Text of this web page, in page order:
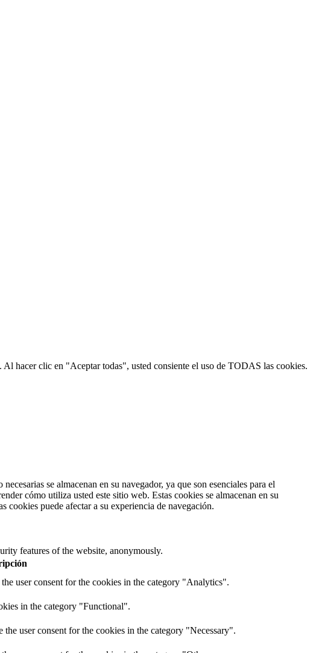
hacer clic en "Aceptar todas", usted consiente el uso de TODAS las cookies.
se almacenan en su navegador, ya que son esenciales para el
cómo utiliza usted este sitio web. Estas cookies se almacenan en su
cookies puede afectar a su experiencia de navegación.
features of the website, anonymously.
user consent for the cookies in the category "Analytics".
in the category "Functional".
user consent for the cookies in the category "Necessary".